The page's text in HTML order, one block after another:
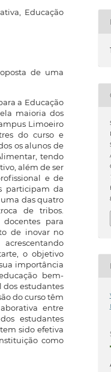
Educação
de uma
a Educação
maioria dos
Limoeiro
do curso e
os alunos de
tendo
além de ser
e de
participam da
das quatro
de tribos.
para
de inovar no
o objetivo
importância
bem-
dos estudantes
do curso têm
entre
estudantes
sido efetiva
como